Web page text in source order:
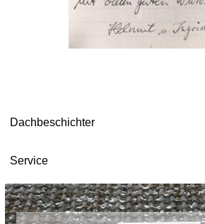
Dachbeschichter
Service